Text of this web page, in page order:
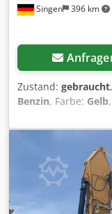
Singen 396 km
Zustand: gebraucht
Benzin, Farbe: Gelb
Betriebsstunden:
Schaufel *
Chsdpfxjzrzf Ae